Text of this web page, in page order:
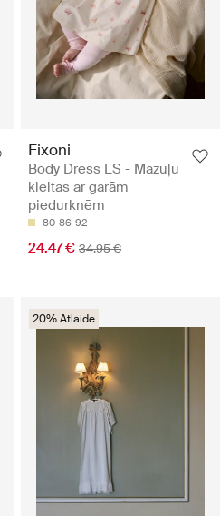
Fixoni
Body Dress LS - Mazuļu
kleitas ar garām
piedurknēm
80 86 92
24.47 € 34.95 €
20% Atlaide